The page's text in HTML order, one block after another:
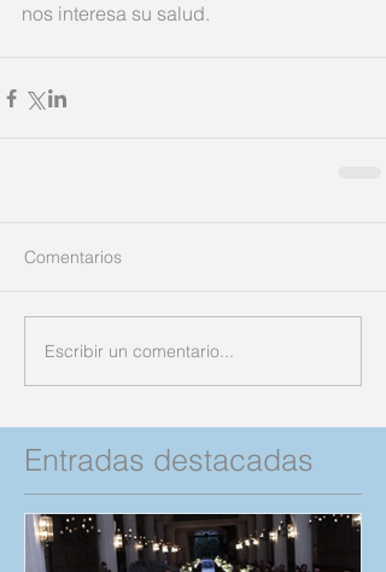
nos interesa su salud.
Comentarios
Escribir un comentario...
Entradas destacadas